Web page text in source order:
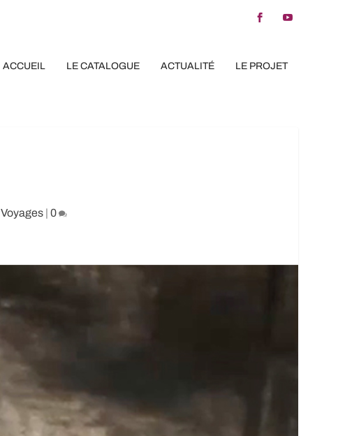
ACCUEIL LE CATALOGUE ACTUALITÉ LE PROJET
Voyages| 0